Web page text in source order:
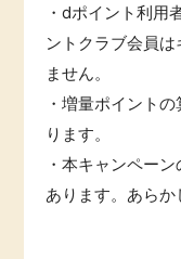
・dポイント利用
ントクラブ会員
ません。
・増量ポイント
ります。
・本キャンペー
あります。あらか